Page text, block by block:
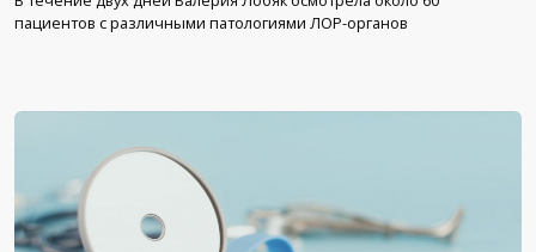
пациентов с различными патологиями ЛОР-органов